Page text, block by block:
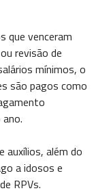
que venceram
revisão de
mínimos, o
são pagos como
auxílios, além do
a idosos e
RPVs.